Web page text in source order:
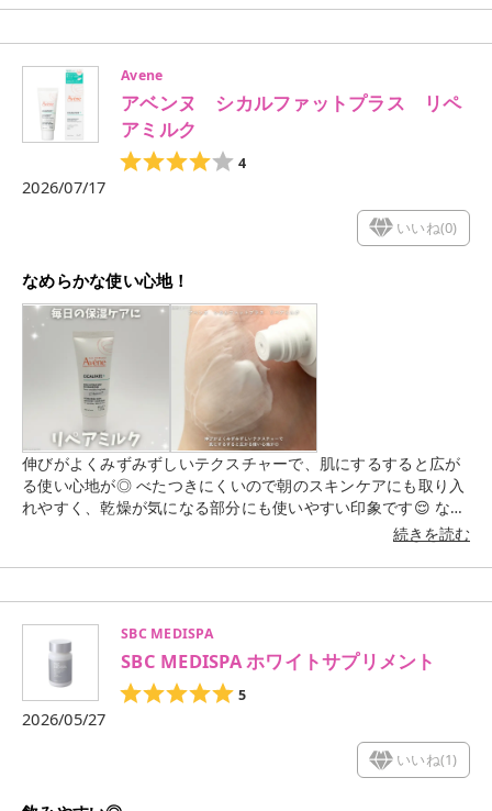
Avene
アベンヌ シカルファットプラス リペ
アミルク
4
2026/07/17
いいね(0)
なめらかな使い心地！
伸びがよくみずみずしいテクスチャーで、肌にするすると広が
る使い心地が◎ べたつきにくいので朝のスキンケアにも取り入
れやすく、乾燥が気になる部分にも使いやすい印象です😌 なめ
らかな使用感で、季節の変わり目や乾燥が気になる時のスキン
やすい使用感なので、ゆらぎが気になる時にも手に取りたくな
続きを読む
SBC MEDISPA
SBC MEDISPA ホワイトサプリメント
5
2026/05/27
いいね(1)